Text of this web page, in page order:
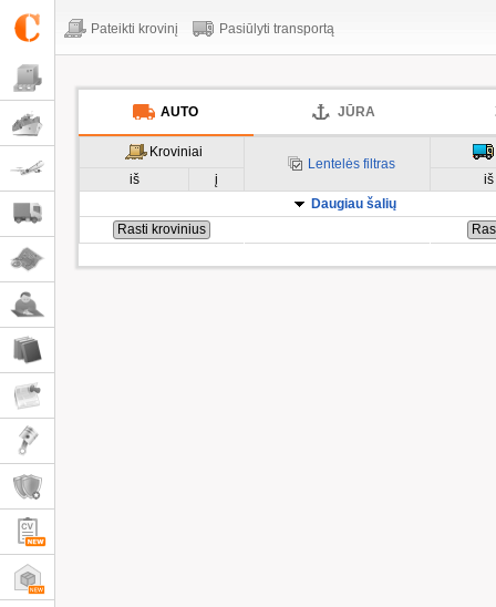
Pateikti krovinį Pasiūlyti transportą
AUTO JŪRA
Kroviniai
Lentelės filtras
iš
į
iš
Daugiau šalių